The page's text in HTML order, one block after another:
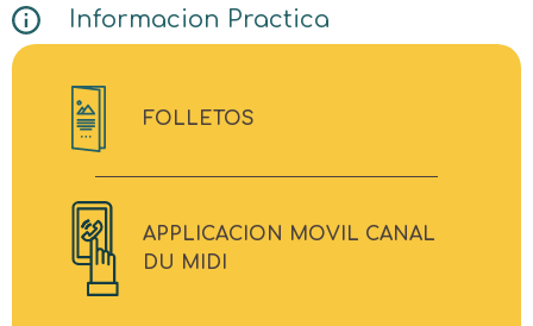
Informacion Practica
FOLLETOS
APPLICACION MOVIL CANAL
DU MIDI